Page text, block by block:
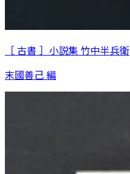
［ 古書 ］小説集 竹中半兵衛
末國善己 編